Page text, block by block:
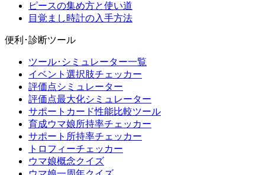
ピースの集め方と使い道
目覚まし時計の入手方法
便利･診断ツール
ツール･シミュレーター一覧
イベント選択肢チェッカー
評価点シミュレーター
評価点最大化シミュレーター
サポートカード性能比較ツール
育成ウマ娘所持率チェッカー
サポート所持率チェッカー
トロフィーチェッカー
ウマ娘概念クイズ